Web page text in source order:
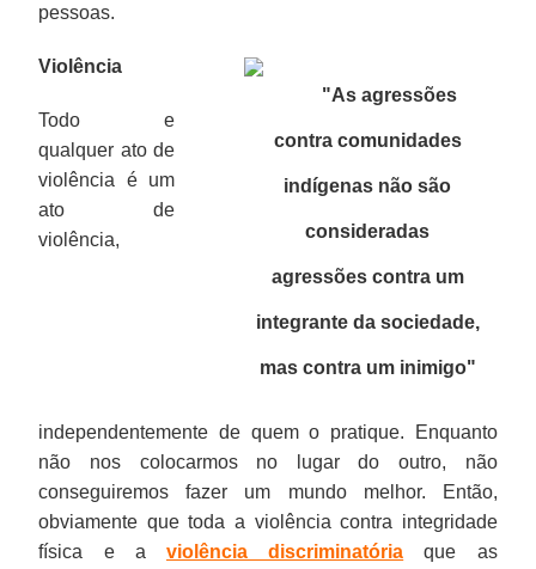
pessoas.
"As agressões
contra comunidades
indígenas não são
consideradas
agressões contra um
integrante da sociedade,
mas contra um inimigo"
Violência
Todo e
qualquer ato de
violência é um
ato de
violência,
independentemente de quem o pratique. Enquanto
não nos colocarmos no lugar do outro, não
conseguiremos fazer um mundo melhor. Então,
obviamente que toda a violência contra integridade
física e a violência discriminatória que as